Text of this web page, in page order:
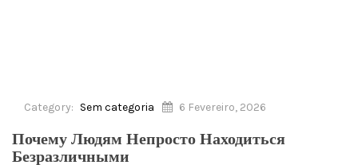
Category: Sem categoria 6 Fevereiro, 2026
Почему Людям Непросто Находиться
Безразличными